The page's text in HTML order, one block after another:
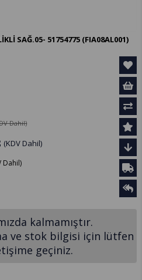
SAĞ.05- 51754775 (FIA08AL001)
Dahil)
(KDV Dahil)
Dahil)
kalmamıştır.
ve stok bilgisi için lütfen
geçiniz.